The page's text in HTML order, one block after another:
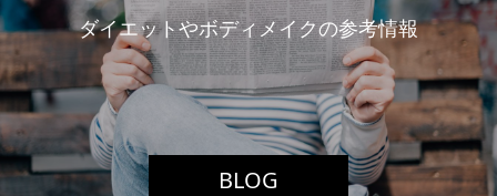
BLOG
ダイエットやボディメイクの参考情報